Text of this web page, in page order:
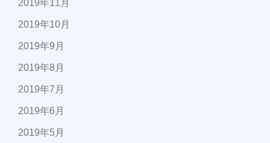
2019年11月
2019年10月
2019年9月
2019年8月
2019年7月
2019年6月
2019年5月